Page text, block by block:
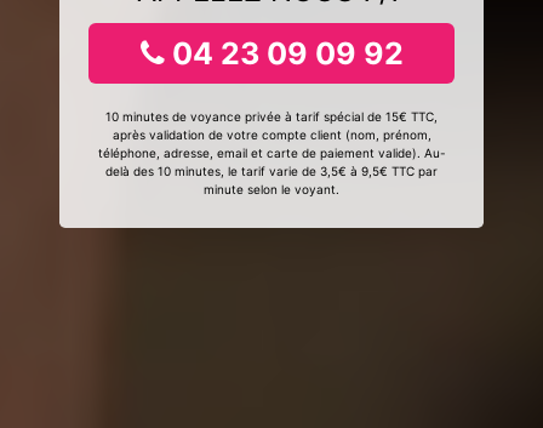
04 23 09 09 92
10 minutes de voyance privée à tarif spécial de 15€ TTC,
après validation de votre compte client (nom, prénom,
téléphone, adresse, email et carte de paiement valide). Au-
delà des 10 minutes, le tarif varie de 3,5€ à 9,5€ TTC par
minute selon le voyant.